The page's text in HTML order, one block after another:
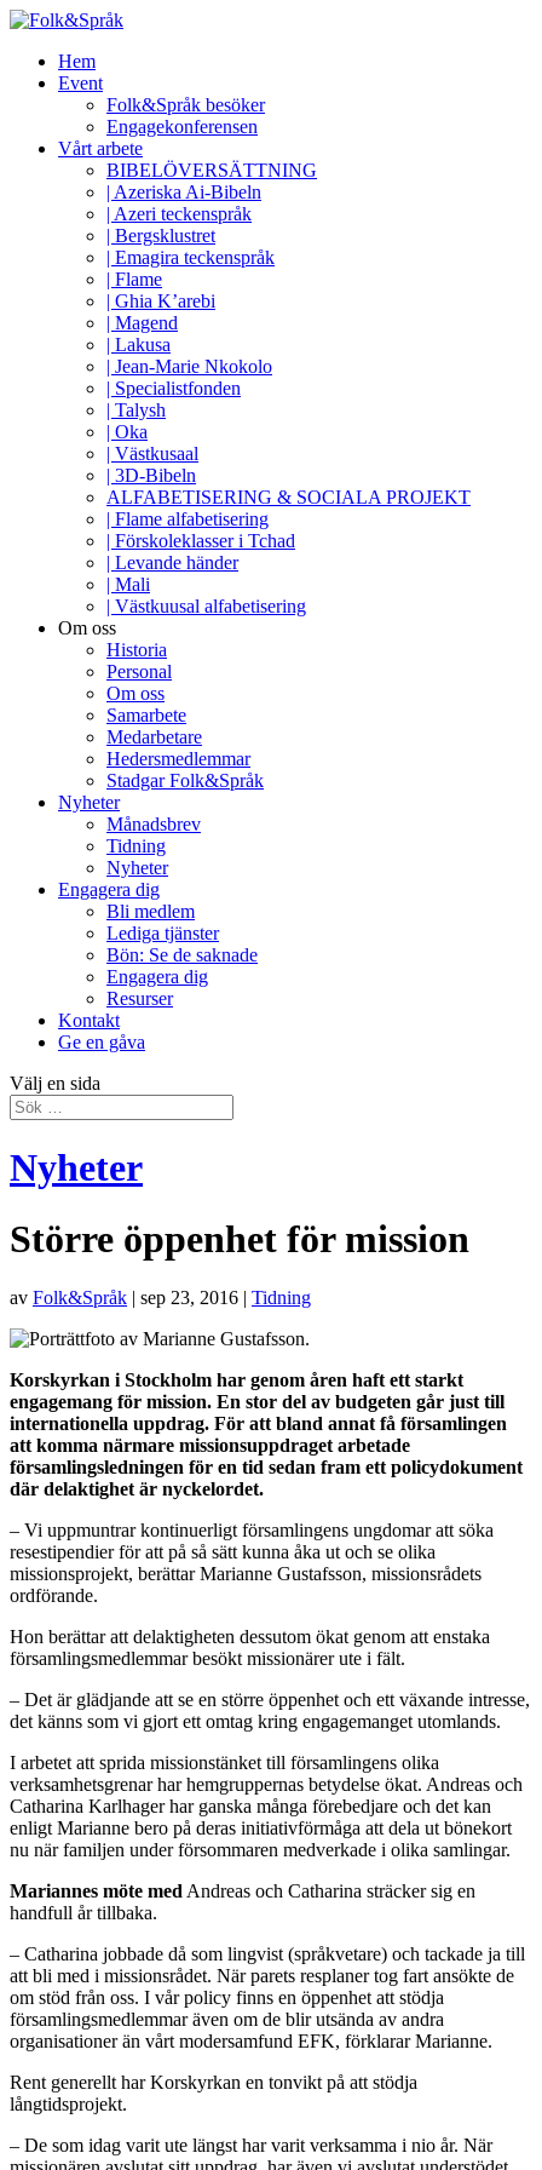
Hem
Event
Folk&Språk besöker
Engagekonferensen
Vårt arbete
BIBELÖVERSÄTTNING
| Azeriska Ai-Bibeln
| Azeri teckenspråk
| Bergsklustret
| Emagira teckenspråk
| Flame
| Ghia K’arebi
| Magend
| Lakusa
| Jean-Marie Nkokolo
| Specialistfonden
| Talysh
| Oka
| Västkusaal
| 3D-Bibeln
ALFABETISERING & SOCIALA PROJEKT
| Flame alfabetisering
| Förskoleklasser i Tchad
| Levande händer
| Mali
| Västkuusal alfabetisering
Om oss
Historia
Personal
Om oss
Samarbete
Medarbetare
Hedersmedlemmar
Stadgar Folk&Språk
Nyheter
Månadsbrev
Tidning
Nyheter
Engagera dig
Bli medlem
Lediga tjänster
Bön: Se de saknade
Engagera dig
Resurser
Kontakt
Ge en gåva
Välj en sida
Nyheter
Större öppenhet för mission
av Folk&Språk | sep 23, 2016 | Tidning
Korskyrkan i Stockholm har genom åren haft ett starkt
engagemang för mission. En stor del av budgeten går just till
internationella uppdrag. För att bland annat få församlingen
att komma närmare missionsuppdraget arbetade
församlingsledningen för en tid sedan fram ett policydokument
där delaktighet är nyckelordet.
– Vi uppmuntrar kontinuerligt församlingens ungdomar att söka
resestipendier för att på så sätt kunna åka ut och se olika
missionsprojekt, berättar Marianne Gustafsson, missionsrådets
ordförande.
Hon berättar att delaktigheten dessutom ökat genom att enstaka
församlingsmedlemmar besökt missionärer ute i fält.
– Det är glädjande att se en större öppenhet och ett växande intresse,
det känns som vi gjort ett omtag kring engagemanget utomlands.
I arbetet att sprida missionstänket till församlingens olika
verksamhetsgrenar har hemgruppernas betydelse ökat. Andreas och
Catharina Karlhager har ganska många förebedjare och det kan
enligt Marianne bero på deras initiativförmåga att dela ut bönekort
nu när familjen under försommaren medverkade i olika samlingar.
Mariannes möte med Andreas och Catharina sträcker sig en
handfull år tillbaka.
– Catharina jobbade då som lingvist (språkvetare) och tackade ja till
att bli med i missionsrådet. När parets resplaner tog fart ansökte de
om stöd från oss. I vår policy finns en öppenhet att stödja
församlingsmedlemmar även om de blir utsända av andra
organisationer än vårt modersamfund EFK, förklarar Marianne.
Rent generellt har Korskyrkan en tonvikt på att stödja
långtidsprojekt.
– De som idag varit ute längst har varit verksamma i nio år. När